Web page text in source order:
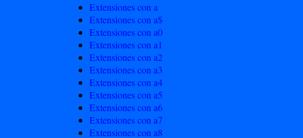
Extensiones con a
Extensiones con a$
Extensiones con a0
Extensiones con a1
Extensiones con a2
Extensiones con a3
Extensiones con a4
Extensiones con a5
Extensiones con a6
Extensiones con a7
Extensiones con a8